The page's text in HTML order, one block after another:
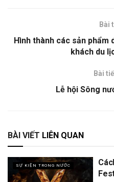
Bài
Hình thành các sản
khách du
Bài
Lễ hội Sông
BÀI VIẾT LIÊN QUAN
SỰ KIỆN TRONG NƯỚC